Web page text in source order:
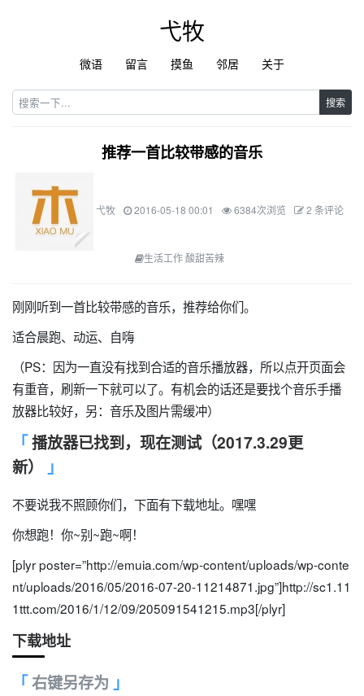
弋牧
微语 留言 摸鱼 邻居 关于
搜索
推荐一首比较带感的音乐
弋牧 2016-05-18 00:01 6384次浏览 2 条评论
生活工作 酸甜苦辣
刚刚听到一首比较带感的音乐，推荐给你们。
适合晨跑、动运、自嗨
（PS：因为一直没有找到合适的音乐播放器，所以点开页面会
有重音，刷新一下就可以了。有机会的话还是要找个音乐手播
放器比较好，另：音乐及图片需缓冲）
播放器已找到，现在测试（2017.3.29更
新）
不要说我不照顾你们，下面有下载地址。嘿嘿
你想跑！你~别~跑~啊！
[plyr poster=”http://emuia.com/wp-content/uploads/wp-conte
nt/uploads/2016/05/2016-07-20-11214871.jpg”]http://sc1.11
1ttt.com/2016/1/12/09/205091541215.mp3[/plyr]
下载地址
右键另存为